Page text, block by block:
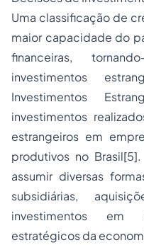
Uma classificação de
maior capacidade do
financeiras,
investimentos
Investimentos
investimentos
estrangeiros em
produtivos no Brasil[5]
assumir diversas
subsidiárias,
investimentos em
estratégicos da